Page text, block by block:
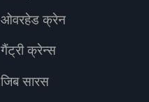
ओवरहेड क्रेन
गैंट्री क्रेन्स
जिब सारस